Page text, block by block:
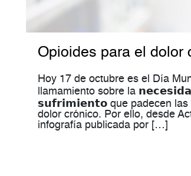
Opioides para el dolor
Hoy 17 de octubre es el Día
llamamiento sobre la
𝘀𝘂𝗳𝗿𝗶𝗺𝗶𝗲𝗻𝘁𝗼 que padecen las
dolor crónico. Por ello, desde
infografía publicada por […]